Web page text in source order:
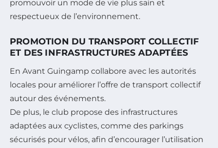
promouvoir un mode de vie plus sain et
respectueux de l’environnement.
PROMOTION DU TRANSPORT COLLECTIF
ET DES INFRASTRUCTURES ADAPTÉES
En Avant Guingamp collabore avec les autorités
locales pour améliorer l’offre de transport collectif
autour des événements.
De plus, le club propose des infrastructures
adaptées aux cyclistes, comme des parkings
sécurisés pour vélos, afin d’encourager l’utilisation